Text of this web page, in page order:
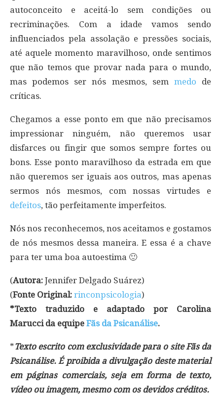
autoconceito e aceitá-lo sem condições ou
recriminações. Com a idade vamos sendo
influenciados pela assolação e pressões sociais,
até aquele momento maravilhoso, onde sentimos
que não temos que provar nada para o mundo,
mas podemos ser nós mesmos, sem medo de
críticas.
Chegamos a esse ponto em que não precisamos
impressionar ninguém, não queremos usar
disfarces ou fingir que somos sempre fortes ou
bons. Esse ponto maravilhoso da estrada em que
não queremos ser iguais aos outros, mas apenas
sermos nós mesmos, com nossas virtudes e
defeitos, tão perfeitamente imperfeitos.
Nós nos reconhecemos, nos aceitamos e gostamos
de nós mesmos dessa maneira. E essa é a chave
para ter uma boa autoestima 🙂
(Autora: Jennifer Delgado Suárez)
(Fonte Original: rinconpsicologia)
*Texto traduzido e adaptado por Carolina
Marucci da equipe Fãs da Psicanálise.
*Texto escrito com exclusividade para o site Fãs da
Psicanálise. É proibida a divulgação deste material
em páginas comerciais, seja em forma de texto,
vídeo ou imagem, mesmo com os devidos créditos.